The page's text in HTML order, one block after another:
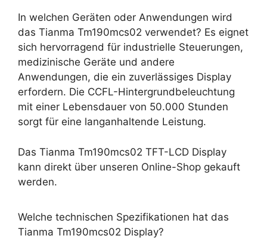
In welchen Geräten oder Anwendungen wird
das Tianma Tm190mcs02 verwendet? Es eignet
sich hervorragend für industrielle Steuerungen,
medizinische Geräte und andere
Anwendungen, die ein zuverlässiges Display
erfordern. Die CCFL-Hintergrundbeleuchtung
mit einer Lebensdauer von 50.000 Stunden
sorgt für eine langanhaltende Leistung.
Das Tianma Tm190mcs02 TFT-LCD Display
kann direkt über unseren Online-Shop gekauft
werden.
Welche technischen Spezifikationen hat das
Tianma Tm190mcs02 Display?